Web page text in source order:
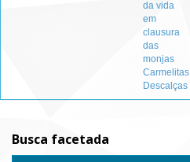
da vida
em
clausura
das
monjas
Carmelitas
Descalças
Busca facetada